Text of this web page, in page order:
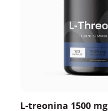
L-treonina 1500 mg